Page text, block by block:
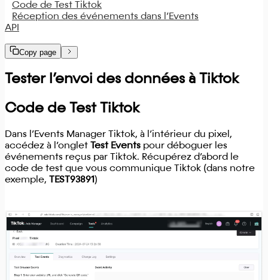
Code de Test Tiktok
Réception des événements dans l’Events
API
Copy page
Tester l’envoi des données à Tiktok
Code de Test Tiktok
Dans l’Events Manager Tiktok, à l’intérieur du pixel,
accédez à l’onglet
Test Events pour déboguer les
événements reçus par Tiktok. Récupérez d’abord le
code de test que vous communique Tiktok (dans notre
exemple,
TEST93891 )